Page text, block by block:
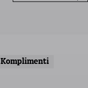
Komplimenti